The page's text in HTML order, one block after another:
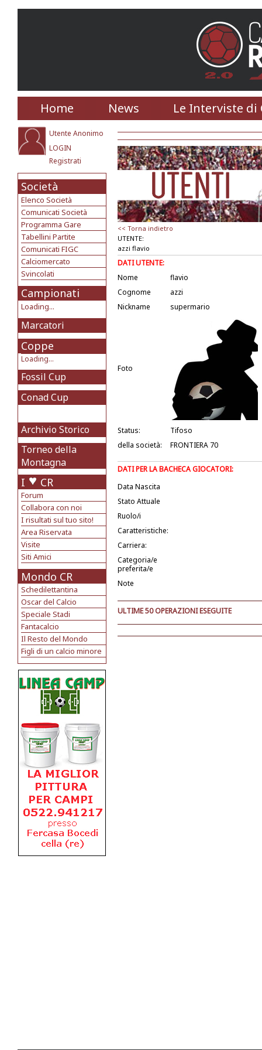
Home News Le Interviste di
Utente Anonimo
LOGIN
Registrati
Società
Elenco Società
Comunicati Società
Programma Gare
Tabellini Partite
Comunicati FIGC
Calciomercato
Svincolati
Campionati
Loading...
Marcatori
Coppe
Loading...
Fossil Cup
Conad Cup
Archivio Storico
Torneo della
Montagna
I CR
Forum
Collabora con noi
I risultati sul tuo sito!
Area Riservata
Visite
Siti Amici
Mondo CR
Schedilettantina
Oscar del Calcio
Speciale Stadi
Fantacalcio
Il Resto del Mondo
Figli di un calcio minore
<< Torna indietro
UTENTE:
azzi flavio
DATI UTENTE:
Nome
flavio
Cognome
azzi
Nickname
supermario
Foto
Status:
Tifoso
della società:
FRONTIERA 70
DATI PER LA BACHECA GIOCATORI:
Data Nascita
Stato Attuale
Ruolo/i
Caratteristiche:
Carriera:
Categoria/e
preferita/e
Note
ULTIME 50 OPERAZIONI ESEGUITE